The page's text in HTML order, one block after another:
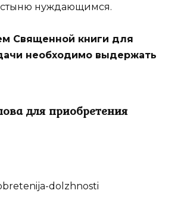
нуждающимся.
Священной книги для
необходимо выдержать
для приобретения